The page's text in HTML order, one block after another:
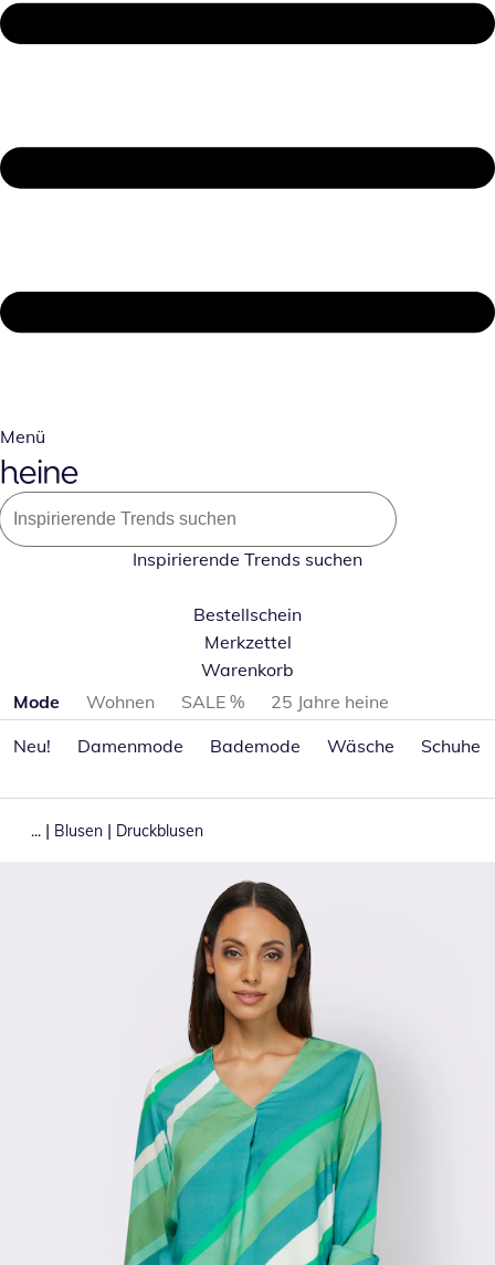
Menü
Inspirierende Trends suchen
Bestellschein
Merkzettel
Warenkorb
Produktkategorien überspringen
Mode Wohnen SALE %
25 Jahre heine
Neu!
Damenmode Bademode Wäsche Schuhe
... | Blusen | Druckblusen